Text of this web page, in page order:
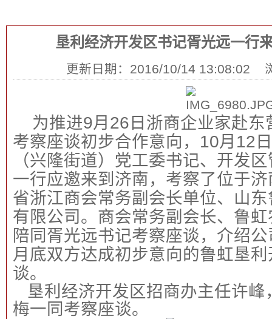
垦利经济开发区书记胥光远一行
更新日期：2016/10/14 13:08:02
为推进9月 26 日浙商企业家赴
考察座谈初步合作意向， 10月 12
（兴隆街道）党工委书记、开发
一行应邀来到济南，考察了位于
省浙江商会常务副会长单位、山
有限公司。商会常务副会长、鲁
陪同胥光远书记考察座谈，介绍
月底双方达成初步意向的鲁虹垦
谈。
垦利经济开发区招商办主任许峰
梅一同考察座谈。